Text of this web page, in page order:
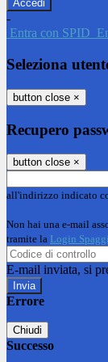
-
Entra con SPID
Seleziona
button close ×
Recupero
button close ×
all'indirizzo indicato
Non hai una e-mail
tramite la Login
E-mail inviata, si
Errore
Chiudi
Successo